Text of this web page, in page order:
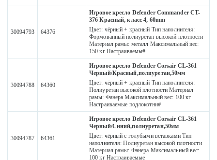
30094793 64376
Игровое кресло Defender Commander CT-
376 Красный, класс 4, 60mm
Цвет: чёрный + красный Тип наполнителя:
Формованный полиуретан высокой плотности
Материал рамы: металл Максимальный вес:
150 кг Настраиваемы#
30094788 64360
Игровое кресло Defender Corsair CL-361
Черный/Красный,полиуретан,50мм
Цвет: чёрный + красный Тип наполнителя:
Полиуретан высокой плотности Материал
рамы: Фанера Максимальный вес: 100 кг
Настраиваемые подлокотни#
30094787 64361
Игровое кресло Defender Corsair CL-361
Черный/Синий,полиуретан,50мм
Цвет: чёрный с голубыми вставками Тип
наполнителя: Полиуретан высокой плотности
Материал рамы: Фанера Максимальный вес:
100 кг Настраиваемые